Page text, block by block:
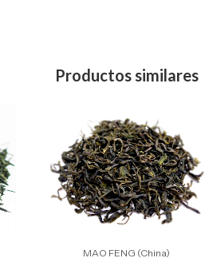
Productos similares
MAO FENG (China)